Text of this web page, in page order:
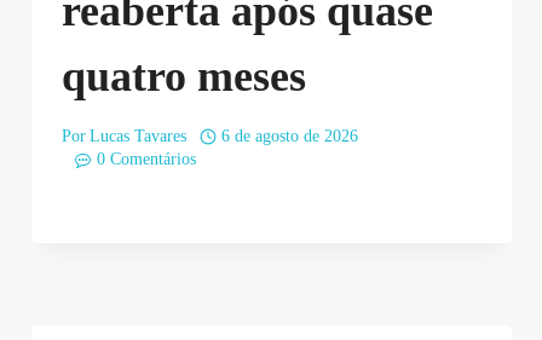
reaberta após quase
quatro meses
Por Lucas Tavares
6 de agosto de 2026
0 Comentários